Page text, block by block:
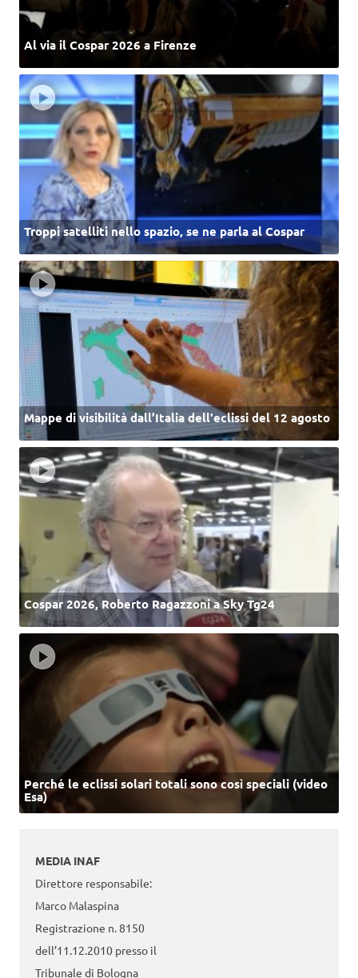
Al via il Cospar 2026 a Firenze
Troppi satelliti nello spazio, se ne parla al Cospar
Mappe di visibilità dall’Italia dell'eclissi del 12 agosto
Cospar 2026, Roberto Ragazzoni a Sky Tg24
Perché le eclissi solari totali sono così speciali (video
Esa)
MEDIA INAF
Direttore responsabile:
Marco Malaspina
Registrazione n. 8150
dell’11.12.2010 presso il
Tribunale di Bologna